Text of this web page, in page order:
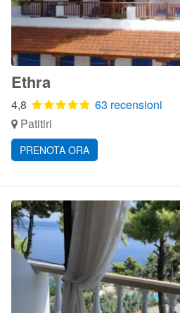
Ethra
4,8
63 recensioni
Patitiri
PRENOTA ORA